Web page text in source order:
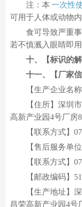
注：本 一次性
可用于人体或动物
食可导致严重
若不慎溅入眼睛即用
十、【标识的解
十一、【厂家信
【生产企业名称
【住所】深圳
高新产业园4号厂房
【联系方式】
【售后服务单位
【联系方式】
【邮政编码】
【生产地址】
昌荣高新产业园4号